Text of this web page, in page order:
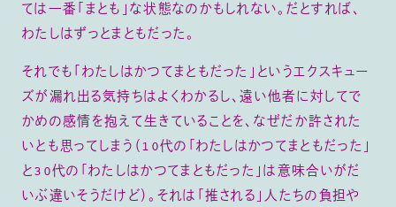
ては一番「まとも」な状態なのかもしれない。だとすれば、
わたしはずっとまともだった。
それでも「わたしはかつてまともだった」というエクスキュー
ズが漏れ出る気持ちはよくわかるし、遠い他者に対してで
かめの感情を抱えて生きていることを、なぜだか許された
いとも思ってしまう（10代の「わたしはかつてまともだった」
と30代の「わたしはかつてまともだった」は意味合いがだ
いぶ違いそうだけど）。それは「推される」人たちの負担や